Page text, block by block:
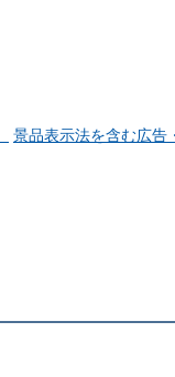
景品表示法を含む広告